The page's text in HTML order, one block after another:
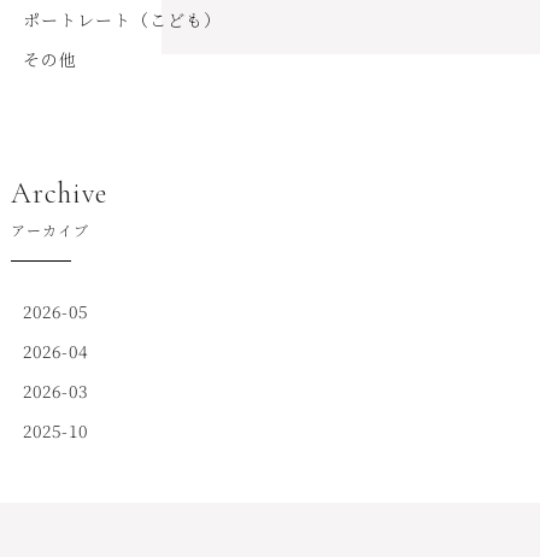
ポートレート（こども）
その他
Archive
アーカイブ
2026-05
2026-04
2026-03
2025-10